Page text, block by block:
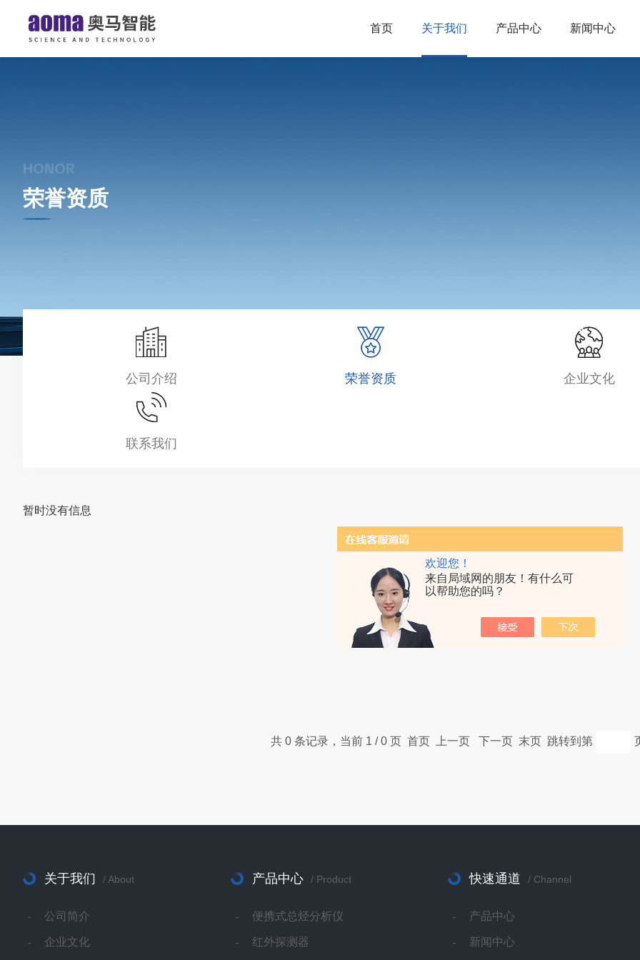
欢迎您！
来自局域网的朋友！有什么可
以帮助您的吗？
首页 关于我们 产品中心 新闻中心
HONOR
荣誉资质
公司介绍 荣誉资质 企业文化
联系我们
暂时没有信息
共 0 条记录，当前 1 / 0 页 首页 上一页 下一页 末页 跳转到第
关于我们 / About
公司简介
企业文化
产品中心 / Product
便携式总烃分析仪
红外探测器
快速通道 / Channel
产品中心
新闻中心